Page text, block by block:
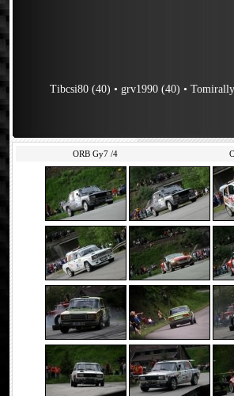
Tibcsi80 (40) •grv1990 (40) •
ORB Gy7 /4